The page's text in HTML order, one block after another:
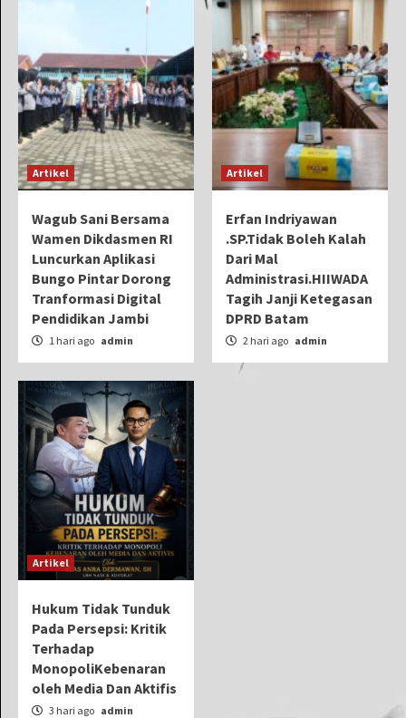
Artikel
Wagub Sani Bersama
Wamen Dikdasmen RI
Luncurkan Aplikasi
Bungo Pintar Dorong
Tranformasi Digital
Pendidikan Jambi
1 hari ago admin
Artikel
Erfan Indriyawan
.SP.Tidak Boleh Kalah
Dari Mal
Administrasi.HIIWADA
Tagih Janji Ketegasan
DPRD Batam
2 hari ago admin
Artikel
Hukum Tidak Tunduk
Pada Persepsi: Kritik
Terhadap
MonopoliKebenaran
oleh Media Dan Aktifis
3 hari ago admin